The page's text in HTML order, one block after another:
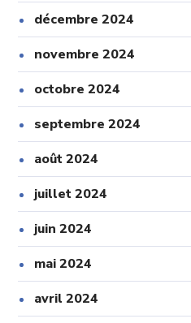
décembre 2024
novembre 2024
octobre 2024
septembre 2024
août 2024
juillet 2024
juin 2024
mai 2024
avril 2024